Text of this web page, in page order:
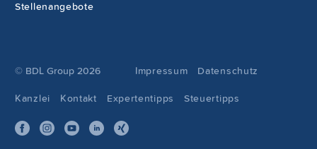
Stellenangebote
© BDL Group 2026 Impressum Datenschutz
Kanzlei Kontakt Expertentipps Steuertipps